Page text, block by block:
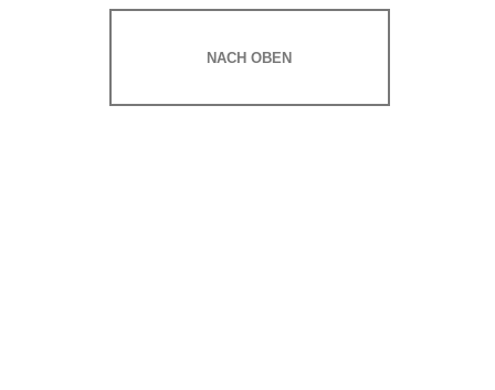
NACH OBEN